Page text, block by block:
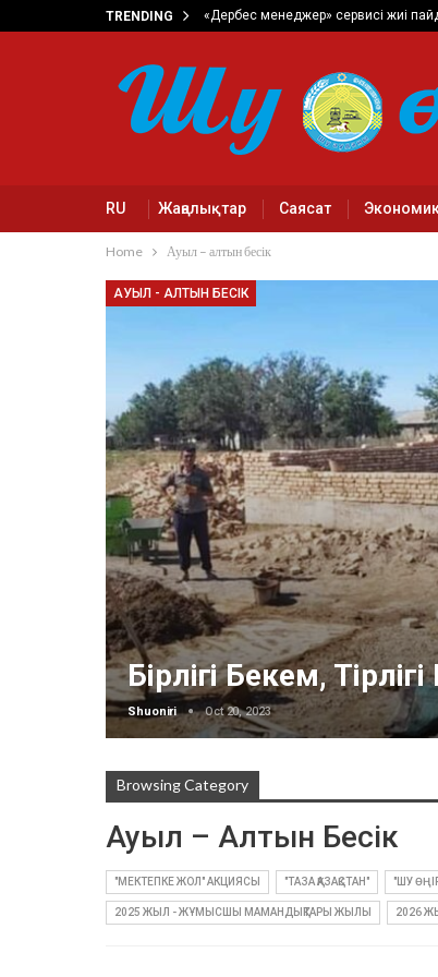
TRENDING «Дербес менеджер» сервисі жиі
RU Жаңалықтар Саясат
Home Ауыл – алтын бесік
АУЫЛ - АЛТЫН БЕСІК
Бірлігі Бекем, Тірлігі
Shuoniri Oct 20, 2023
Browsing Category
Ауыл – Алтын Бесік
"МЕКТЕПКЕ ЖОЛ" АКЦИЯСЫ "ТАЗА ҚАЗАҚСТАН" "ШУ
2025 ЖЫЛ - ЖҰМЫСШЫ МАМАНДЫҚТАРЫ ЖЫЛЫ 2026